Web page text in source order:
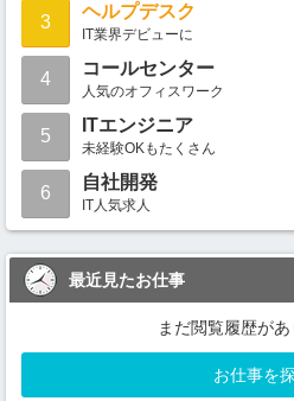
3
ヘルプデスク
IT業界デビューに
4
コールセンター
人気のオフィスワーク
5
ITエンジニア
未経験OKもたくさん
6
自社開発
IT人気求人
最近見たお仕事
まだ閲覧履歴があ
お仕事を